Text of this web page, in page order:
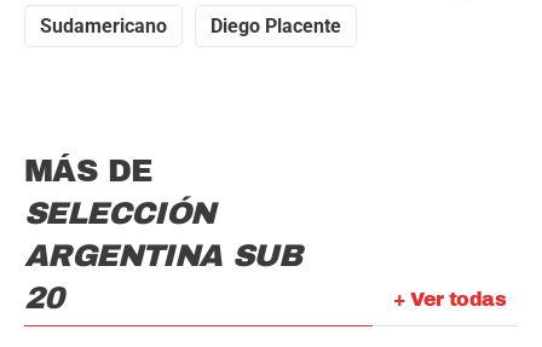
Sudamericano Diego Placente
+ Ver todas
MÁS DE
SELECCIÓN
ARGENTINA SUB
20